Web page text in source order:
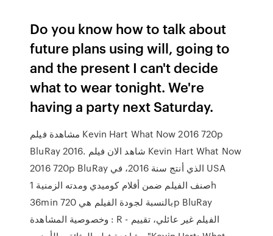
Do you know how to talk about
future plans using will, going to
and the present I can't decide
what to wear tonight. We're
having a party next Saturday.
مشاهدة فيلم Kevin Hart What Now 2016 720p
BluRay 2016. شاهد الان فيلم Kevin Hart What Now
2016 720p BluRay الذي أنتج سنة 2016، في USA
صنف الفيلم ضمن أفلام كوميدي ومدته الزمنية 1h
36min بالنسبة لجودة الفيلم هي 720p BluRay
وخصوصية المشاهدة : R - الفيلم غير عائلي، تقييم